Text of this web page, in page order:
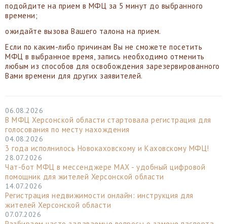
подойдите на прием в МФЦ за 5 минут до выбранного
времени;
ожидайте вызова Вашего талона на прием.
Если по каким-либо причинам Вы не сможете посетить
МФЦ в выбранное время, запись необходимо отменить
любым из способов для освобождения зарезервированного
Вами времени для других заявителей.
06.08.2026
В МФЦ Херсонской области стартовала регистрация для
голосования по месту нахождения
04.08.2026
3 года исполнилось Новокаховскому и Каховскому МФЦ!
28.07.2026
Чат-бот МФЦ в мессенджере МАХ - удобный цифровой
помощник для жителей Херсонской области
14.07.2026
Регистрация недвижимости онлайн: инструкция для
жителей Херсонской области
07.07.2026